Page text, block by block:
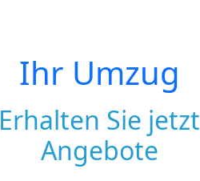
Ihr Umzug
Erhalten Sie jetzt
Angebote